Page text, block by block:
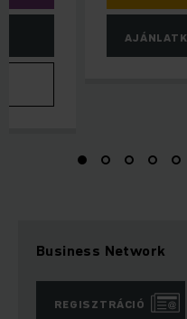
Business Network
REGISZTRÁCIÓ